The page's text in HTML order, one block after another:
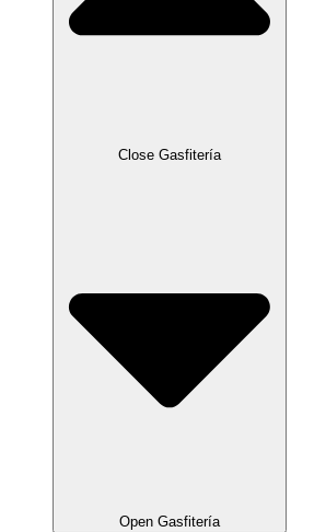
Close Gasfitería
Open Gasfitería